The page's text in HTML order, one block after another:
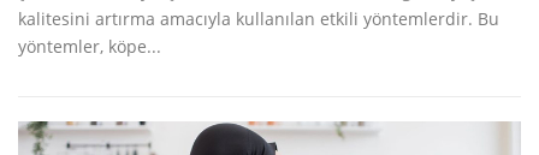
kalitesini artırma amacıyla kullanılan etkili yöntemlerdir. Bu
yöntemler, köpe...